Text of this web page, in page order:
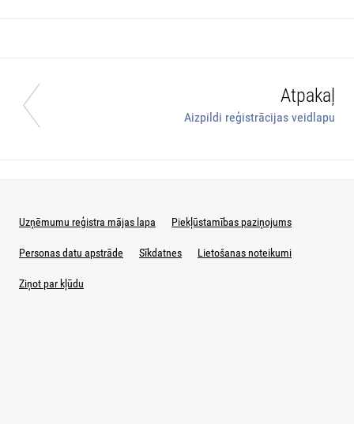
Atpakaļ
Aizpildi reģistrācijas veidlapu
Uzņēmumu reģistra mājas lapa Piekļūstamības paziņojums
Personas datu apstrāde Sīkdatnes Lietošanas noteikumi
Ziņot par kļūdu